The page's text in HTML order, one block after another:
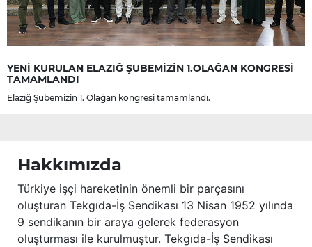
YENİ KURULAN ELAZIĞ ŞUBEMİZİN 1.OLAĞAN KONGRESİ
TAMAMLANDI
Elazığ Şubemizin 1. Olağan kongresi tamamlandı.
Hakkımızda
Türkiye işçi hareketinin önemli bir parçasını
oluşturan Tekgıda-İş Sendikası 13 Nisan 1952 yılında
9 sendikanın bir araya gelerek federasyon
oluşturması ile kurulmuştur. Tekgıda-İş Sendikası